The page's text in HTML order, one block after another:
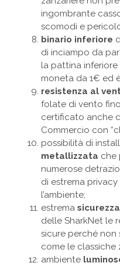
ingombrante
scomodi e
binario inferiore
di inciampo da
la pattina
moneta da 1€ ed
resistenza al
folate di vento
certificato anche
Commercio con
possibilità di
metallizzata che
numerose
di estrema
l’ambiente;
estrema sicurezza
delle SharkNet le
sicure perché non
come le classiche
ambiente